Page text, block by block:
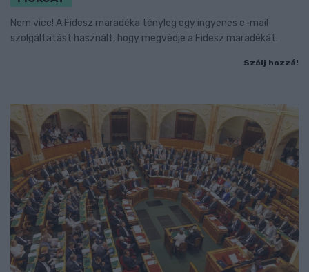
Nem vicc! A Fidesz maradéka tényleg egy ingyenes e-mail
szolgáltatást használt, hogy megvédje a Fidesz maradékát.
Szólj hozzá!